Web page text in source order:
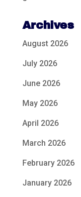
Archives
August 2026
July 2026
June 2026
May 2026
April 2026
March 2026
February 2026
January 2026